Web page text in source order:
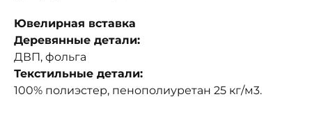
Ювелирная вставка
Деревянные детали:
ДВП, фольга
Текстильные детали:
100% полиэстер, пенополиуретан 25 кг/м3.